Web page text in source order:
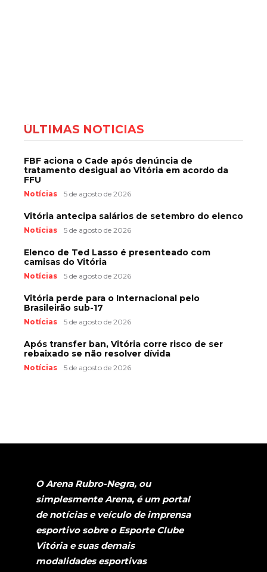
ÚLTIMAS NOTÍCIAS
FBF aciona o Cade após denúncia de
tratamento desigual ao Vitória em acordo da
FFU
Notícias 5 de agosto de 2026
Vitória antecipa salários de setembro do elenco
Notícias 5 de agosto de 2026
Elenco de Ted Lasso é presenteado com
camisas do Vitória
Notícias 5 de agosto de 2026
Vitória perde para o Internacional pelo
Brasileirão sub-17
Notícias 5 de agosto de 2026
Após transfer ban, Vitória corre risco de ser
rebaixado se não resolver dívida
Notícias 5 de agosto de 2026
O Arena Rubro-Negra, ou
simplesmente Arena, é um portal
de notícias e veículo de imprensa
esportivo sobre o Esporte Clube
Vitória e suas demais
modalidades esportivas